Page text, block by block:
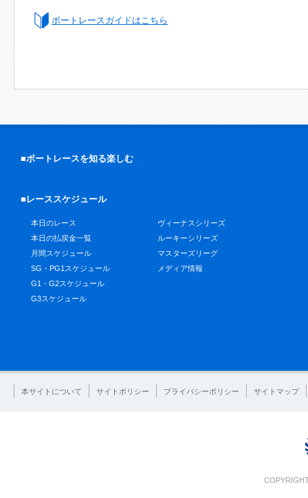
ボートレースガイドはこちら
■ボートレースを知る楽しむ
■レーススケジュール
本日のレース
本日の払戻金一覧
月間スケジュール
SG・PG1スケジュール
G1・G2スケジュール
G3スケジュール
ヴィーナスシリーズ
ルーキーシリーズ
マスターズリーグ
メディア情報
本サイトについて サイトポリシー プライバシーポリシー サイトマップ